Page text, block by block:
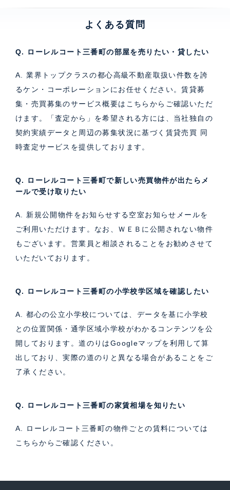
よくある質問
Q. ローレルコート三番町の部屋を売りたい・貸したい
A. 業界トップクラスの都心高級不動産取扱い件数を誇
るケン・コーポレーションにお任せください。賃貸募
集・売買募集のサービス概要はこちら からご確認いただ
けます。「査定から」を希望される方には、当社独自の
契約実績データと周辺の募集状況に基づく 賃貸売買 同
時査定サービス を提供しております。
Q. ローレルコート三番町で新しい売買物件が出たらメ
ールで受け取りたい
A. 新規公開物件をお知らせする空室お知らせメールを
ご利用いただけます。なお、ＷＥＢに公開されない物件
もございます。営業員と相談されることをお勧めさせて
いただいております。
Q. ローレルコート三番町の小学校学区域を確認したい
A. 都心の公立小学校については、データを基に小学校
との位置関係・通学区域小学校がわかるコンテンツを公
開しております。道のりはGoogleマップを利用して算
出しており、実際の道のりと異なる場合があることをご
了承ください。
Q. ローレルコート三番町の家賃相場を知りたい
A. ローレルコート三番町の物件ごとの賃料については
こちらからご確認ください。